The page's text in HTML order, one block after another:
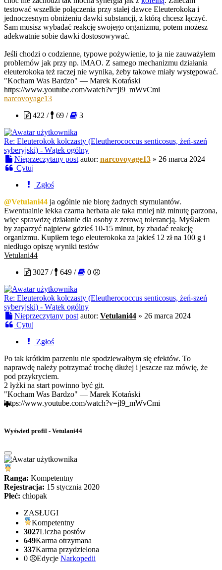
testować wszelkie połączenia przy stałej dawce Eleuterokoka i
jednoczesnym obniżeniu dawki substancji, z którą chcesz łączyć.
Sam musisz wybadać reakcję swojego organizmu, potem możesz
adekwatnie sobie dawki dostosowywać.
Jeśli chodzi o codzienne, typowe pożywienie, to ja nie zauważyłem
problemów jak przy np. iMAO. Z samego mechanizmu działania
eleuterokoka też raczej nie wynika, żeby takowe miały występować.
"Kocham Was Bardzo" — Marek Kotański
https://www.youtube.com/watch?v=jl9_mWvCmi
narcovoyage13
422 /
69 / 3
Re: Eleuterokok kolczasty (Eleutherococcus senticosus, żeń-szeń
syberyjski) - Wątek ogólny
Nieprzeczytany post autor: narcovoyage13» 26 marca 2024
Cytuj
Zgłoś
@Vetulani44 ja ogólnie nie biorę żadnych stymulantów.
Ewentualnie lekka czarna herbata ale taka mniej niż minutę parzona,
więc sprawdzę działanie dla osoby z zerową tolerancją. Myślałem
by zaparzyć najpierw gdzieś 10-15 minut, by zbadać reakcję
organizmu. Kupiłem tego eleuterokoka za jakieś 12 zł na 100 g i
niedługo opiszę wyniki testów
Vetulani44
3027 /
649 / 0
Re: Eleuterokok kolczasty (Eleutherococcus senticosus, żeń-szeń
syberyjski) - Wątek ogólny
Nieprzeczytany post autor: Vetulani44» 26 marca 2024
Cytuj
Zgłoś
Po tak krótkim parzeniu nie spodziewałbym się efektów. To
naprawdę należy potrzymać trochę dłużej i jeszcze raz mówię, że
pod przykryciem.
2 łyżki na start powinno być git.
"Kocham Was Bardzo" — Marek Kotański
https://www.youtube.com/watch?v=jl9_mWvCmi
Wyświetl profil - Vetulani44
Ranga: Kompetentny
Rejestracja: 15 stycznia 2020
Płeć: chłopak
ZASŁUGI
Kompetentny
3027Liczba postów
649Karma otrzymana
337Karma przydzielona
0
Edycje Narkopedii